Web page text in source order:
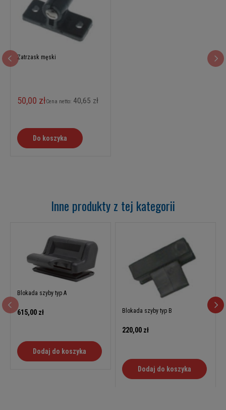
Zatrzask męski
50,00 złCena netto: 40,65 zł
Do koszyka
Inne produkty z tej kategorii
Blokada szyby typ A
615,00 zł
Dodaj do koszyka
Blokada szyby typ B
220,00 zł
Dodaj do koszyka